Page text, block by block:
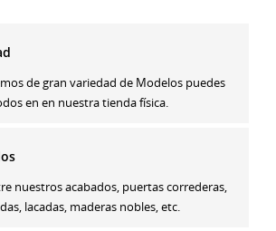
de gran variedad de Modelos puedes
en en nuestra tienda física.
nuestros acabados, puertas correderas,
lacadas, maderas nobles, etc.